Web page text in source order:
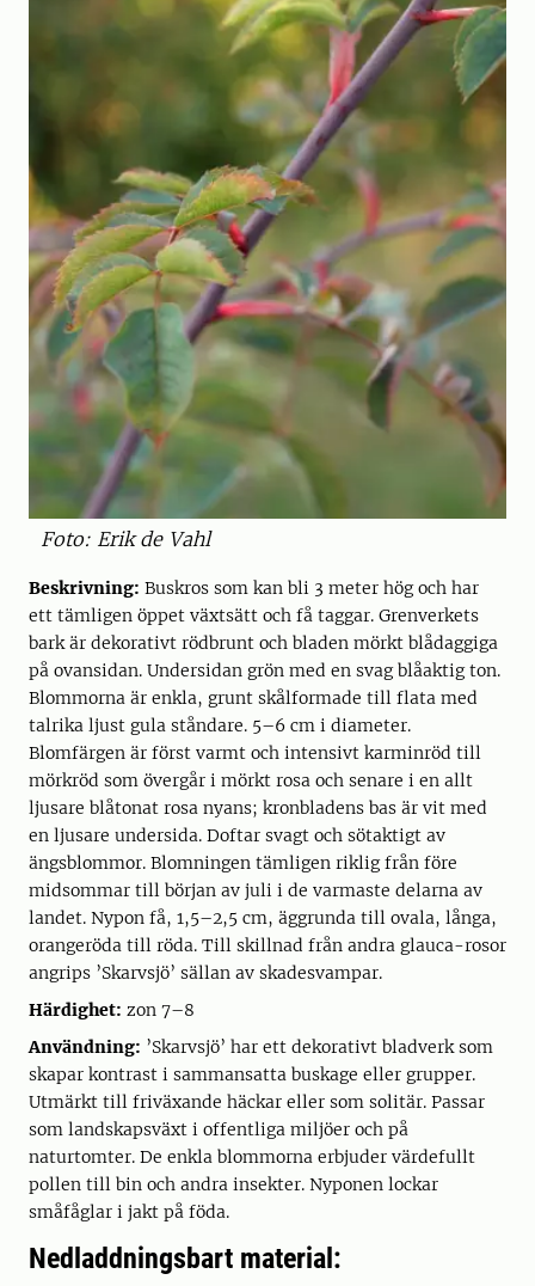
Foto: Erik de Vahl
Beskrivning: Buskros som kan bli 3 meter hög och har
ett tämligen öppet växtsätt och få taggar. Grenverkets
bark är dekorativt rödbrunt och bladen mörkt blådaggiga
på ovansidan. Undersidan grön med en svag blåaktig ton.
Blommorna är enkla, grunt skålformade till flata med
talrika ljust gula ståndare. 5–6 cm i diameter.
Blomfärgen är först varmt och intensivt karminröd till
mörkröd som övergår i mörkt rosa och senare i en allt
ljusare blåtonat rosa nyans; kronbladens bas är vit med
en ljusare undersida. Doftar svagt och sötaktigt av
ängsblommor. Blomningen tämligen riklig från före
midsommar till början av juli i de varmaste delarna av
landet. Nypon få, 1,5–2,5 cm, äggrunda till ovala, långa,
orangeröda till röda. Till skillnad från andra glauca-rosor
angrips ’Skarvsjö’ sällan av skadesvampar.
Härdighet: zon 7–8
Användning: ’Skarvsjö’ har ett dekorativt bladverk som
skapar kontrast i sammansatta buskage eller grupper.
Utmärkt till friväxande häckar eller som solitär. Passar
som landskapsväxt i offentliga miljöer och på
naturtomter. De enkla blommorna erbjuder värdefullt
pollen till bin och andra insekter. Nyponen lockar
småfåglar i jakt på föda.
Nedladdningsbart material: